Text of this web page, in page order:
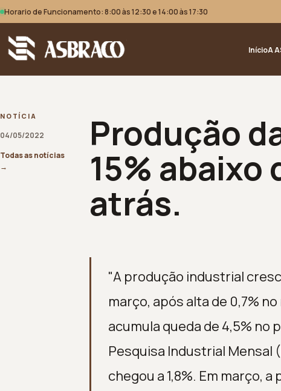
Horario de Funcionamento: 8:00 às 12:30 e 14:00 às 17:30
InícioA
NOTÍCIA
04/05/2022
Todas as notícias
→
Produção
15% abaixo
atrás.
"A produção industrial
março, após alta de 0,7%
acumula queda de 4,5%
Pesquisa Industrial Mensal
chegou a 1,8%. Em março,